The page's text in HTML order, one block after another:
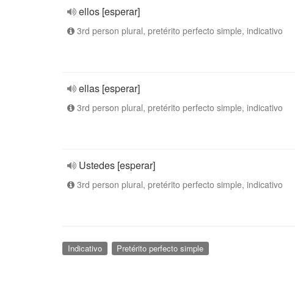
ellos [esperar]
3rd person plural, pretérito perfecto simple, indicativo
ellas [esperar]
3rd person plural, pretérito perfecto simple, indicativo
Ustedes [esperar]
3rd person plural, pretérito perfecto simple, indicativo
Indicativo Pretérito perfecto simple